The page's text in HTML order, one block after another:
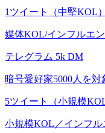
1ツイート（中堅KOL）
媒体KOL/インフルエ
テレグラム 5k DM
暗号愛好家5000人を
5ツイート（小規模KOL
小規模KOL／インフ